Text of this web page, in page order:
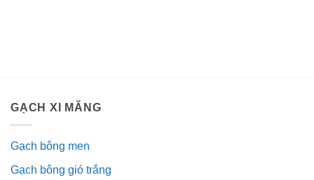
GẠCH XI MĂNG
Gạch bông men
Gạch bông gió trắng